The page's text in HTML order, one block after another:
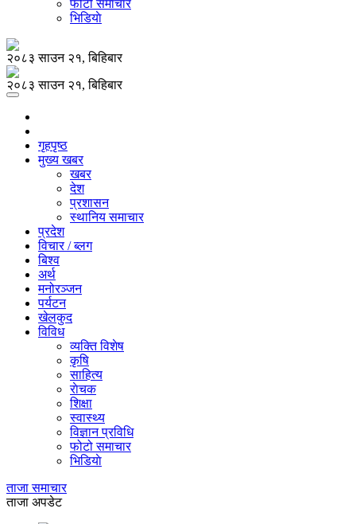
फोटो समाचार
भिडियाे
२०८३ साउन २१, बिहिबार
२०८३ साउन २१, बिहिबार
गृहपृष्ठ
मुख्य खबर
खबर
देश
प्रशासन
स्थानिय समाचार
प्रदेश
विचार / ब्लग
बिश्व
अर्थ
मनोरञ्जन
पर्यटन
खेलकुद
विविध
व्यक्ति विशेष
कृषि
साहित्य
राेचक
शिक्षा
स्वास्थ्य
विज्ञान प्रविधि
फोटो समाचार
भिडियाे
ताजा समाचार
ताजा अपडेट